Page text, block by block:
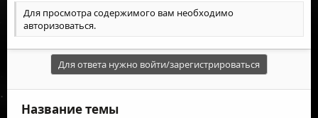
Для просмотра содержимого вам необходимо
авторизоваться.
Для ответа нужно войти/зарегистрироваться
Название темы